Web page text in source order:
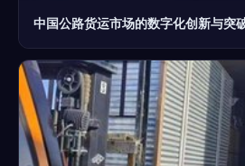
中国公路货运市场的数字化创新与突